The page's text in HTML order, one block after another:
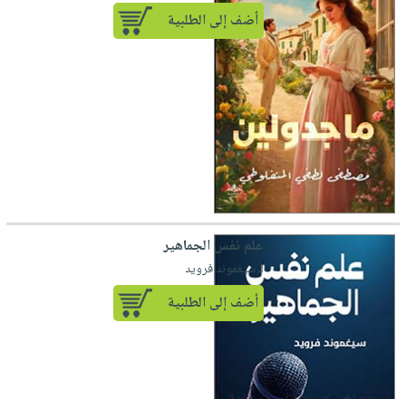
أضف إلى الطلبية
علم نفس الجماهير
لـ سيغموند فرويد
أضف إلى الطلبية